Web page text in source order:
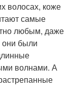
волосах, коже
самые
любым, даже
были
волнами. А